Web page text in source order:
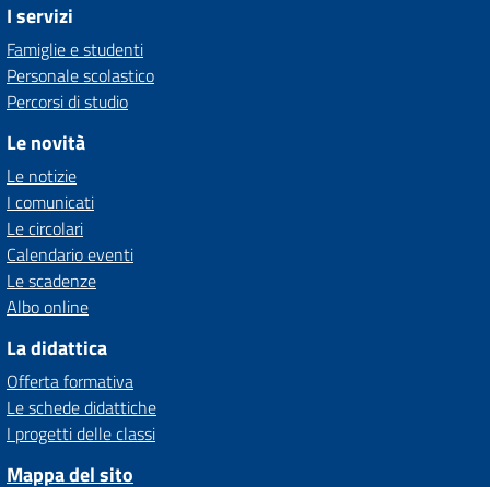
I servizi
Famiglie e studenti
Personale scolastico
Percorsi di studio
Le novità
Le notizie
I comunicati
Le circolari
Calendario eventi
Le scadenze
Albo online
La didattica
Offerta formativa
Le schede didattiche
I progetti delle classi
Mappa del sito